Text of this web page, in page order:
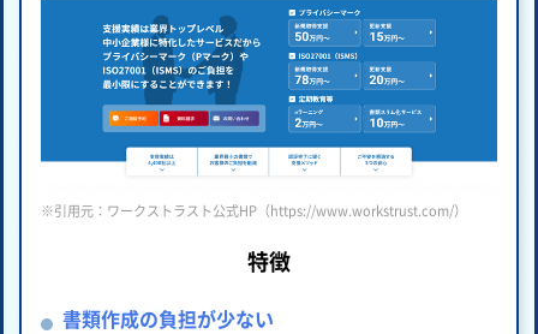
※引用元：ワークストラスト公式HP（https://www.workstrust.com/）
特徴
書類作成の負担が少ない